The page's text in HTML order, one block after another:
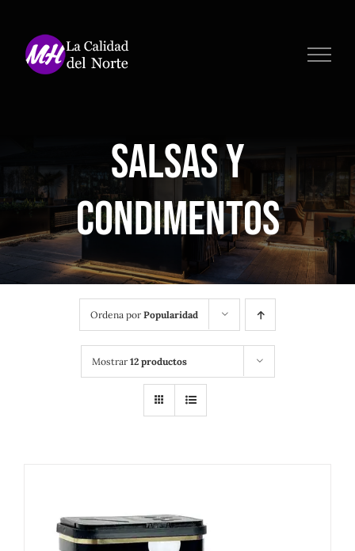
contenido
Salsas y
Condimentos
Ordena por Popularidad
Mostrar 12 productos